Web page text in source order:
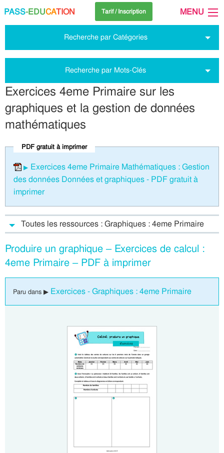
PASS-EDUCATION Tarif / Inscription MENU
Recherche par Catégories
Recherche par Mots-Clés
Exercices 4eme Primaire sur les
graphiques et la gestion de données
mathématiques
PDF gratuit à imprimer
Exercices 4eme Primaire Mathématiques : Gestion
des données Données et graphiques - PDF gratuit à
imprimer
Toutes les ressources : Graphiques : 4eme Primaire
Produire un graphique – Exercices de calcul :
4eme Primaire – PDF à imprimer
Paru dans ▶ Exercices - Graphiques : 4eme Primaire